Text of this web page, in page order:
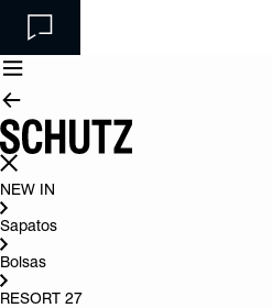
NEW IN
Sapatos
Bolsas
RESORT 27